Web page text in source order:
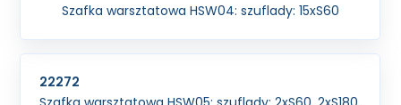
Szafka warsztatowa HSW04: szuflady: 15xS60
22272